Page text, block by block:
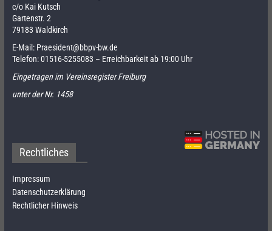
c/o Kai Kutsch
Gartenstr. 2
79183 Waldkirch
E-Mail: Praesident@bbpv-bw.de
Telefon:01516-5255083 – Erreichbarkeit ab 19:00 Uhr
Eingetragen im Vereinsregister Freiburg
unter der Nr. 1458
Rechtliches
Impressum
Datenschutzerklärung
Rechtlicher Hinweis